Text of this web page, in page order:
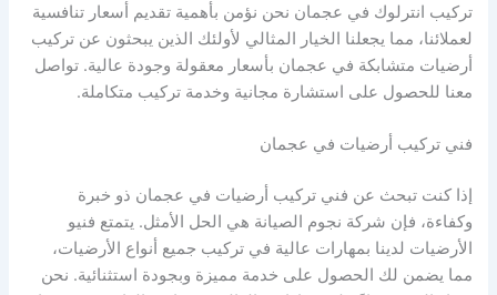
تركيب انترلوك في عجمان نحن نؤمن بأهمية تقديم أسعار تنافسية
لعملائنا، مما يجعلنا الخيار المثالي لأولئك الذين يبحثون عن تركيب
أرضيات متشابكة في عجمان بأسعار معقولة وجودة عالية. تواصل
معنا للحصول على استشارة مجانية وخدمة تركيب متكاملة.
فني تركيب أرضيات في عجمان
إذا كنت تبحث عن فني تركيب أرضيات في عجمان ذو خبرة
وكفاءة، فإن شركة نجوم الصيانة هي الحل الأمثل. يتمتع فنيو
الأرضيات لدينا بمهارات عالية في تركيب جميع أنواع الأرضيات،
مما يضمن لك الحصول على خدمة مميزة وبجودة استثنائية. نحن